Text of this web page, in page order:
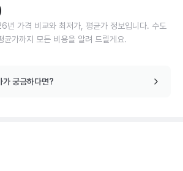
가격 비교와 최저가, 평균가 정보입니다. 수도
균가까지 모든 비용을 알려 드릴게요.
가 궁금하다면?